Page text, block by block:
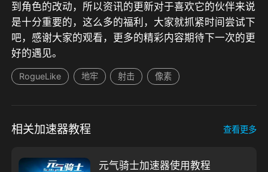
到角色的改动，所以资讯的更新对于喜欢它的伙伴来说
是十分重要的，这么多的福利，大家就抓紧时间尝试下
吧，感谢大家的观看，更多的精彩内容期待下一次的更
好的遇见。
RogueLike 地牢 射击 像素
相关加速器教程 查看更多
元气骑士加速器使用教程